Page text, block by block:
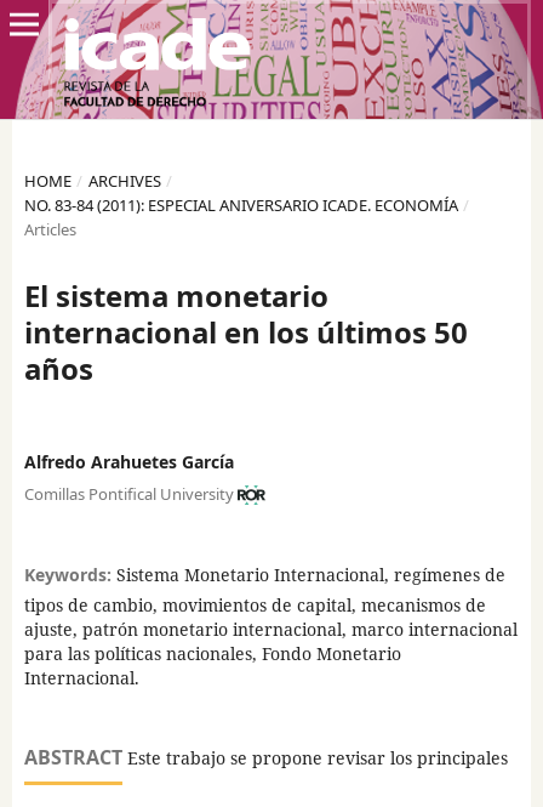
HOME / ARCHIVES /
NO. 83-84 (2011): ESPECIAL ANIVERSARIO ICADE. ECONOMÍA /
Articles
El sistema monetario
internacional en los últimos 50
años
Alfredo Arahuetes García
Comillas Pontifical University
Keywords: Sistema Monetario Internacional, regímenes de
tipos de cambio, movimientos de capital, mecanismos de
ajuste, patrón monetario internacional, marco internacional
para las políticas nacionales, Fondo Monetario
Internacional.
ABSTRACTEste trabajo se propone revisar los principales